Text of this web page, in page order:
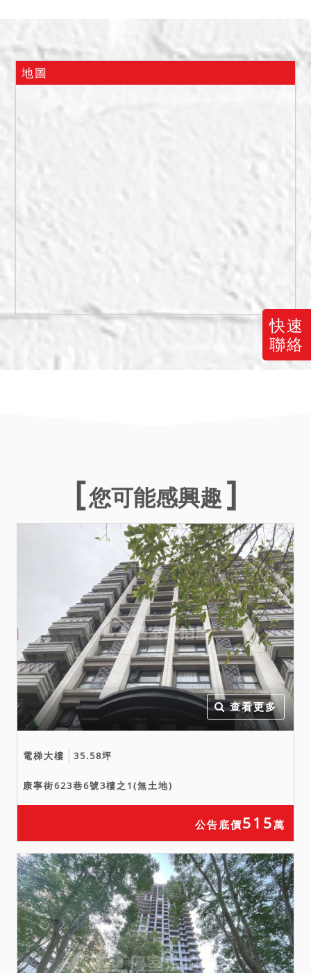
快速
聯絡
2.本案標售底價含建物價格
12,939,800元，得標價格扣
土地價格。
合平均地權條例第79條之1
規定，並依投標須知第4點第
5.投標人應自行向當地市政
府查詢本建物使用執照附表
注意事項，以確認應負擔義
6.按現況點交，本分署不負
瑕疵擔保責任。
7.建物之建材類及設備類、
防水工程均已逾保固期限，
地圖
您可能感興趣
查看更多
電梯大樓 35.58坪
康寧街623巷6號3樓之1(無土地)
公告底價515萬